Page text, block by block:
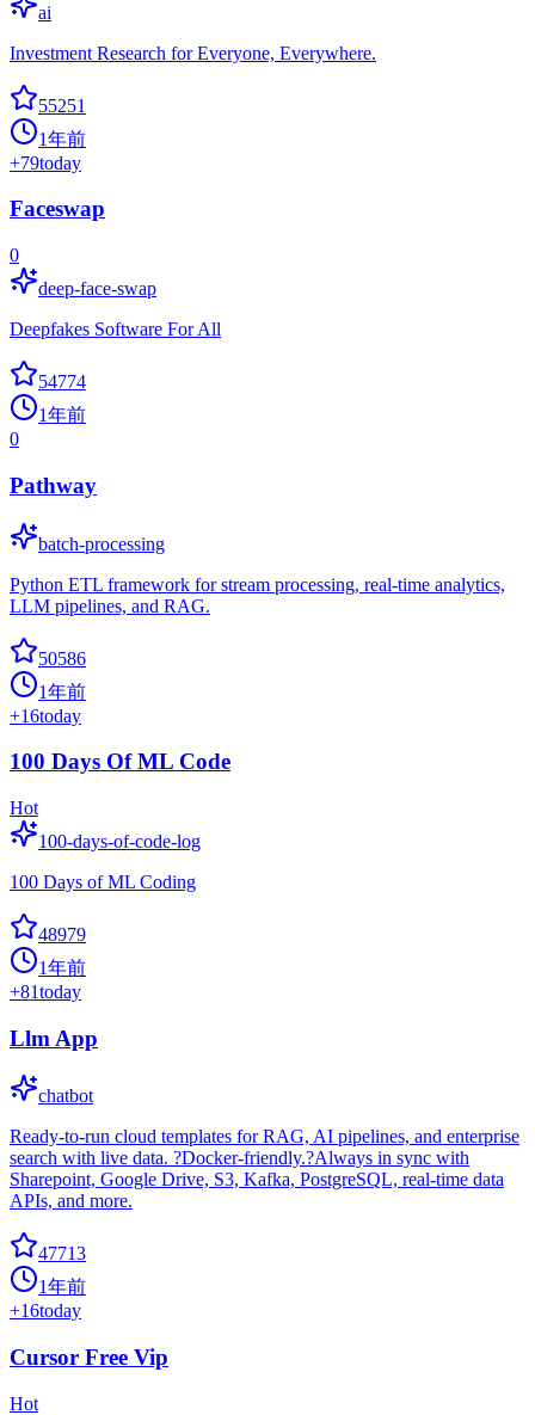
ai
Investment Research for Everyone, Everywhere.
55251
1年前
+79today
Faceswap
0
deep-face-swap
Deepfakes Software For All
54774
1年前
0
Pathway
batch-processing
Python ETL framework for stream processing, real-time analytics,
LLM pipelines, and RAG.
50586
1年前
+16today
100 Days Of ML Code
Hot
100-days-of-code-log
100 Days of ML Coding
48979
1年前
+81today
Llm App
chatbot
Ready-to-run cloud templates for RAG, AI pipelines, and enterprise
search with live data. ?Docker-friendly.?Always in sync with
Sharepoint, Google Drive, S3, Kafka, PostgreSQL, real-time data
APIs, and more.
47713
1年前
+16today
Cursor Free Vip
Hot